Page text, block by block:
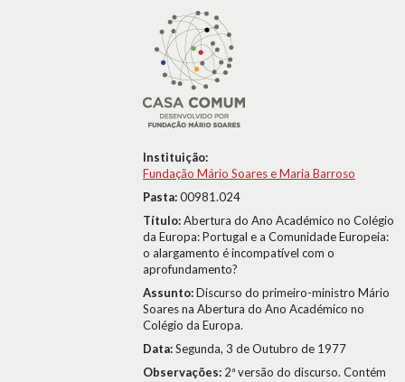
Instituição:
Fundação Mário Soares e Maria Barroso
Pasta:00981.024
Título:Abertura do Ano Académico no Colégio
da Europa: Portugal e a Comunidade Europeia:
o alargamento é incompatível com o
aprofundamento?
Assunto:Discurso do primeiro-ministro Mário
Soares na Abertura do Ano Académico no
Colégio da Europa.
Data:Segunda, 3 de Outubro de 1977
Observações: 2ª versão do discurso. Contém